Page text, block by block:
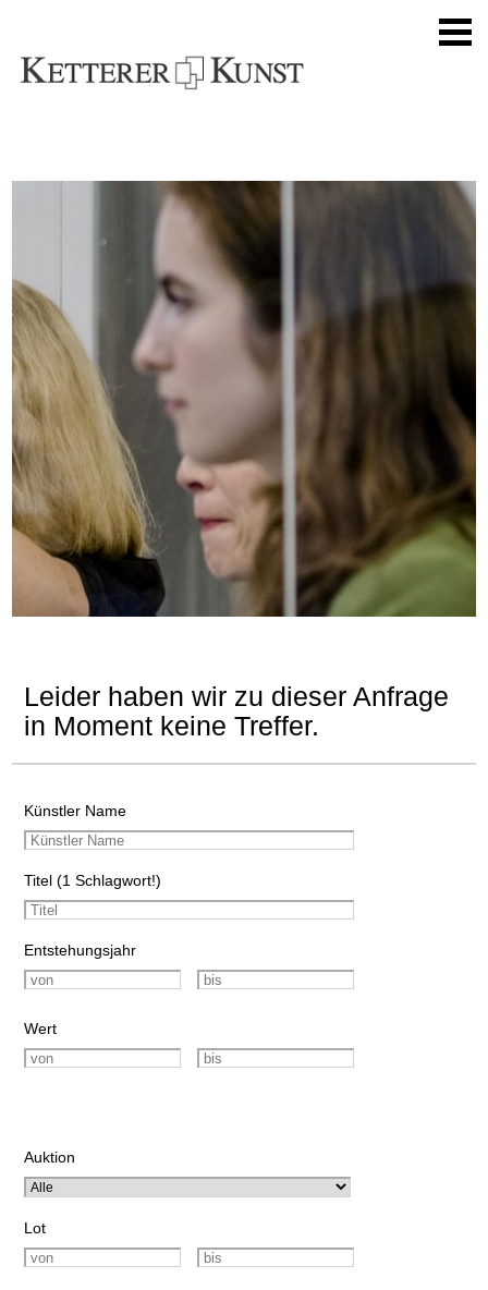
Leider haben wir zu dieser Anfrage
in Moment keine Treffer.
Künstler Name
Titel (1 Schlagwort!)
Entstehungsjahr
Wert
Auktion
Lot